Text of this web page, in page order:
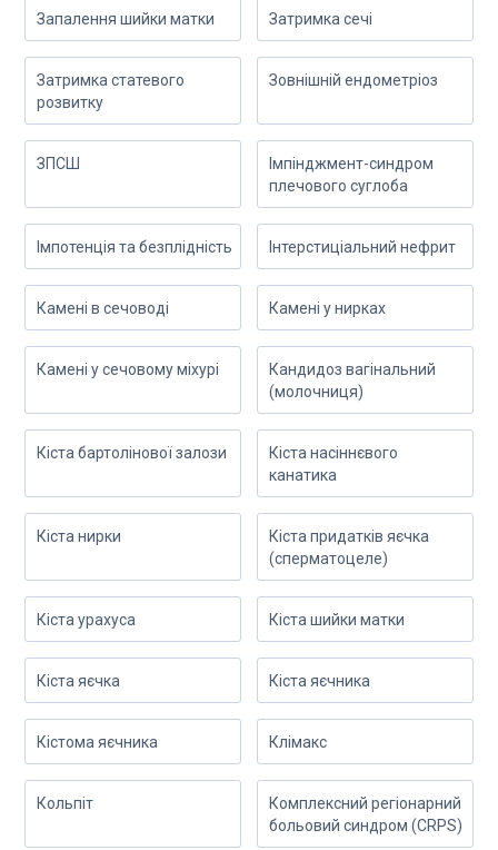
Запалення шийки матки Затримка сечі
Затримка статевого
розвитку
Зовнішній ендометріоз
ЗПСШ
Імпінджмент-синдром
плечового суглоба
Імпотенція та безплідність Інтерстиціальний нефрит
Камені в сечоводі Камені у нирках
Камені у сечовому міхурі
Кандидоз вагінальний
(молочниця)
Кіста бартолінової залози
Кіста насіннєвого
канатика
Кіста нирки
Кіста придатків яєчка
(сперматоцеле)
Кіста урахуса Кіста шийки матки
Кіста яєчка Кіста яєчника
Кістома яєчника Клімакс
Кольпіт
Комплексний регіонарний
больовий синдром (CRPS)